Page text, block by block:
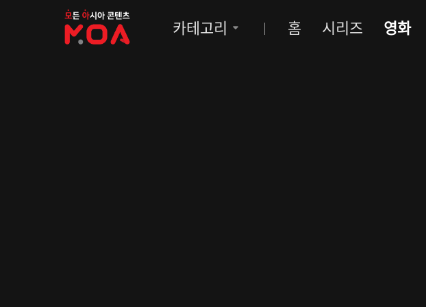
MOA
카테고리 홈 시리즈 영화